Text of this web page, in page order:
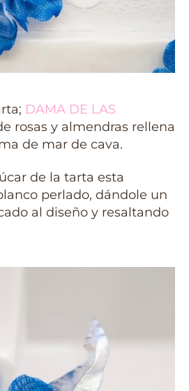
DAMA DE LAS
rosas y almendras rellena
de mar de cava.
de la tarta esta
perlado, dándole un
al diseño y resaltando